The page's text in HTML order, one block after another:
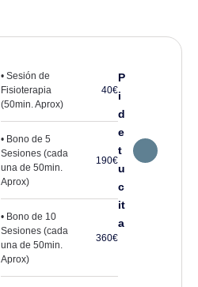
• Sesión de
Fisioterapia
(50min. Aprox)
40€
• Bono de 5
Sesiones (cada
una de 50min.
Aprox)
190€
• Bono de 10
Sesiones (cada
una de 50min.
Aprox)
360€
P
i
d
e
t
u
c
it
a